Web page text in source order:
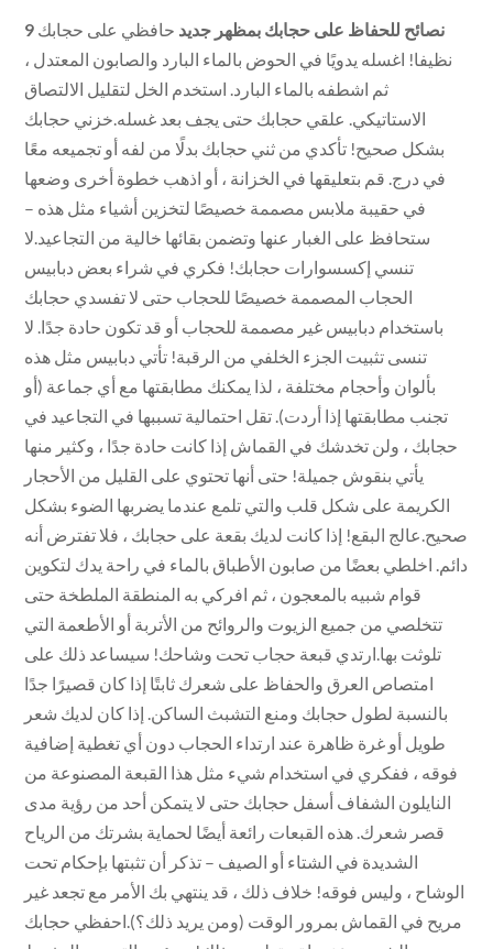
9 نصائح للحفاظ على حجابك بمظهر جديد حافظي على حجابك
نظيفا! اغسله يدويًا في الحوض بالماء البارد والصابون المعتدل ،
ثم اشطفه بالماء البارد. استخدم الخل لتقليل الالتصاق
الاستاتيكي. علقي حجابك حتى يجف بعد غسله.خزني حجابك
بشكل صحيح! تأكدي من ثني حجابك بدلًا من لفه أو تجميعه معًا
في درج. قم بتعليقها في الخزانة ، أو اذهب خطوة أخرى وضعها
في حقيبة ملابس مصممة خصيصًا لتخزين أشياء مثل هذه –
ستحافظ على الغبار عنها وتضمن بقائها خالية من التجاعيد.لا
تنسي إكسسوارات حجابك! فكري في شراء بعض دبابيس
الحجاب المصممة خصيصًا للحجاب حتى لا تفسدي حجابك
باستخدام دبابيس غير مصممة للحجاب أو قد تكون حادة جدًا. لا
تنسى تثبيت الجزء الخلفي من الرقبة! تأتي دبابيس مثل هذه
بألوان وأحجام مختلفة ، لذا يمكنك مطابقتها مع أي جماعة (أو
تجنب مطابقتها إذا أردت). تقل احتمالية تسببها في التجاعيد في
حجابك ، ولن تخدشك في القماش إذا كانت حادة جدًا ، وكثير منها
يأتي بنقوش جميلة! حتى أنها تحتوي على القليل من الأحجار
الكريمة على شكل قلب والتي تلمع عندما يضربها الضوء بشكل
صحيح.عالج البقع! إذا كانت لديك بقعة على حجابك ، فلا تفترض أنه
دائم. اخلطي بعضًا من صابون الأطباق بالماء في راحة يدك لتكوين
قوام شبيه بالمعجون ، ثم افركي به المنطقة الملطخة حتى
تتخلصي من جميع الزيوت والروائح من الأتربة أو الأطعمة التي
تلوثت بها.ارتدي قبعة حجاب تحت وشاحك! سيساعد ذلك على
امتصاص العرق والحفاظ على شعرك ثابتًا إذا كان قصيرًا جدًا
بالنسبة لطول حجابك ومنع التشبث الساكن. إذا كان لديك شعر
طويل أو غرة ظاهرة عند ارتداء الحجاب دون أي تغطية إضافية
فوقه ، ففكري في استخدام شيء مثل هذا القبعة المصنوعة من
النايلون الشفاف أسفل حجابك حتى لا يتمكن أحد من رؤية مدى
قصر شعرك. هذه القبعات رائعة أيضًا لحماية بشرتك من الرياح
الشديدة في الشتاء أو الصيف – تذكر أن تثبتها بإحكام تحت
الوشاح ، وليس فوقه! خلاف ذلك ، قد ينتهي بك الأمر مع تجعد غير
مريح في القماش بمرور الوقت (ومن يريد ذلك؟).احفظي حجابك